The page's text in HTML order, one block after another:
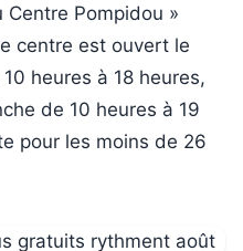
Pompidou »
centre est ouvert le
heures à 18 heures,
de 10 heures à 19
pour les moins de 26